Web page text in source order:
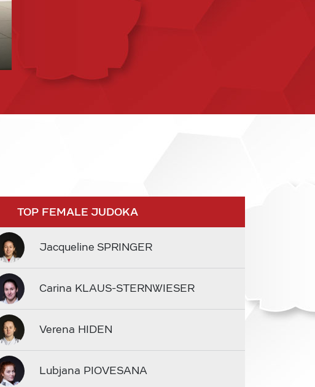
TOP FEMALE JUDOKA
Jacqueline SPRINGER
Carina KLAUS-STERNWIESER
Verena HIDEN
Lubjana PIOVESANA